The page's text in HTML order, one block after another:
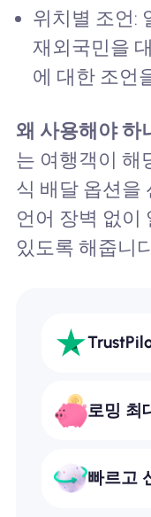
위치별 조언:
재외국민을
에 대한 조언
왜 사용해야 하
는 여행객이 해
식 배달 옵션을
언어 장벽 없이
있도록 해줍니
로밍 최
빠르고